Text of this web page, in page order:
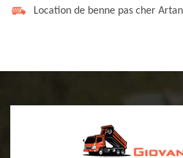
Location de benne pas cher